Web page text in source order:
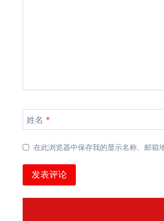
姓名 *
在此浏览器中保存我的显示名称、邮箱